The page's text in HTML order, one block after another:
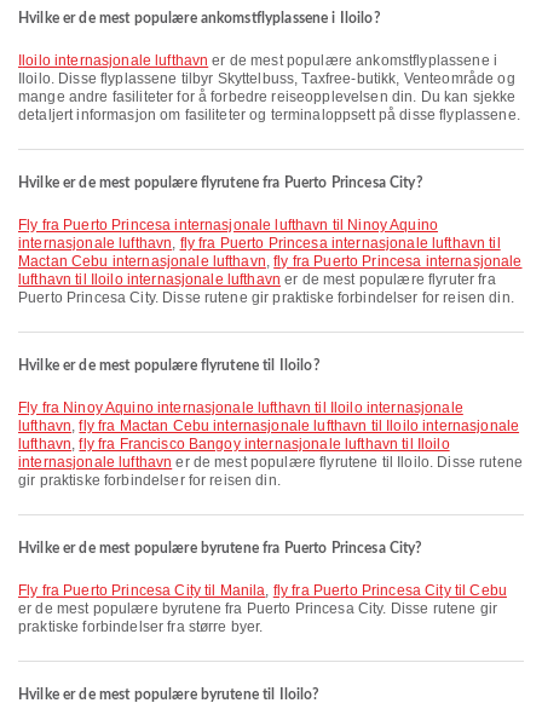
Hvilke er de mest populære ankomstflyplassene i Iloilo?
Iloilo internasjonale lufthavn er de mest populære ankomstflyplassene i
Iloilo. Disse flyplassene tilbyr Skyttelbuss, Taxfree-butikk, Venteområde og
mange andre fasiliteter for å forbedre reiseopplevelsen din. Du kan sjekke
detaljert informasjon om fasiliteter og terminaloppsett på disse flyplassene.
Hvilke er de mest populære flyrutene fra Puerto Princesa City?
fly fra Puerto Princesa internasjonale lufthavn til Ninoy Aquino
internasjonale lufthavn, fly fra Puerto Princesa internasjonale lufthavn til
Mactan Cebu internasjonale lufthavn,fly fra Puerto Princesa internasjonale
lufthavn til Iloilo internasjonale lufthavn er de mest populære flyruter fra
Puerto Princesa City. Disse rutene gir praktiske forbindelser for reisen din.
Hvilke er de mest populære flyrutene til Iloilo?
fly fra Ninoy Aquino internasjonale lufthavn til Iloilo internasjonale
lufthavn,fly fra Mactan Cebu internasjonale lufthavn til Iloilo internasjonale
lufthavn,fly fra Francisco Bangoy internasjonale lufthavn til Iloilo
internasjonale lufthavn er de mest populære flyrutene til Iloilo. Disse rutene
gir praktiske forbindelser for reisen din.
Hvilke er de mest populære byrutene fra Puerto Princesa City?
fly fra Puerto Princesa City til Manila, fly fra Puerto Princesa City til Cebu
er de mest populære byrutene fra Puerto Princesa City. Disse rutene gir
praktiske forbindelser fra større byer.
Hvilke er de mest populære byrutene til Iloilo?